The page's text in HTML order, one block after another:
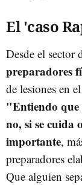
El 'caso
Desde el sector
preparadores
de lesiones en
"Entiendo que
no, si se cuida
importante,
preparadores
Que alguien